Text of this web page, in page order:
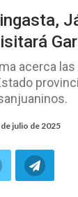
acerca
julio de 2025